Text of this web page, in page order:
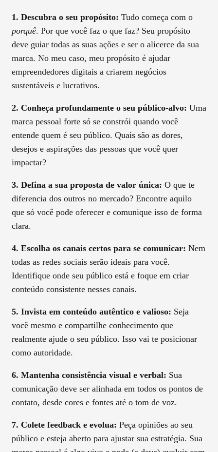
1. Descubra o seu propósito: Tudo começa com o
porquê. Por que você faz o que faz? Seu propósito
deve guiar todas as suas ações e ser o alicerce da sua
marca. No meu caso, meu propósito é ajudar
empreendedores digitais a criarem negócios
sustentáveis e lucrativos.
2. Conheça profundamente o seu público-alvo: Uma
marca pessoal forte só se constrói quando você
entende quem é seu público. Quais são as dores,
desejos e aspirações das pessoas que você quer
impactar?
3. Defina a sua proposta de valor única: O que te
diferencia dos outros no mercado? Encontre aquilo
que só você pode oferecer e comunique isso de forma
clara.
4. Escolha os canais certos para se comunicar: Nem
todas as redes sociais serão ideais para você.
Identifique onde seu público está e foque em criar
conteúdo consistente nesses canais.
5. Invista em conteúdo autêntico e valioso: Seja
você mesmo e compartilhe conhecimento que
realmente ajude o seu público. Isso vai te posicionar
como autoridade.
6. Mantenha consistência visual e verbal: Sua
comunicação deve ser alinhada em todos os pontos de
contato, desde cores e fontes até o tom de voz.
7. Colete feedback e evolua: Peça opiniões ao seu
público e esteja aberto para ajustar sua estratégia. Sua